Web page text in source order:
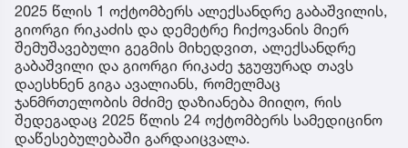
2025 წლის 1 ოქტომბერს ალექსანდრე გაბაშვილის,
გიორგი რიკაძის და დემეტრე ჩიქოვანის მიერ
შემუშავებული გეგმის მიხედვით, ალექსანდრე
გაბაშვილი და გიორგი რიკაძე ჯგუფურად თავს
დაესხნენ გიგა ავალიანს, რომელმაც
ჯანმრთელობის მძიმე დაზიანება მიიღო, რის
შედეგადაც 2025 წლის 24 ოქტომბერს სამედიცინო
დაწესებულებაში გარდაიცვალა.